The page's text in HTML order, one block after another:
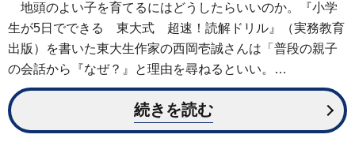
地頭のよい子を育てるにはどうしたらいいのか。『小学
生が5日でできる 東大式 超速！読解ドリル』（実務教育
出版）を書いた東大生作家の西岡壱誠さんは「普段の親子
の会話から『なぜ？』と理由を尋ねるといい。…
続きを読む